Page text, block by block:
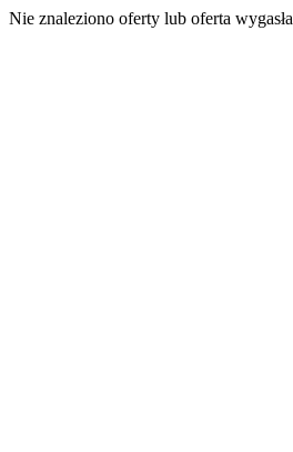
Nie znaleziono oferty lub oferta wygasła